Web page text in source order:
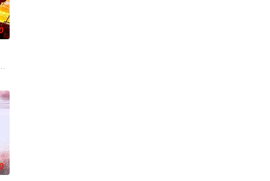
始了舞蹈生涯。朱音为了支
能的四肢——的治疗方法，而一步步踏入在追求理想的理性与
达仁萌生拍一部《河南人在北京》电影的念头，在说服主编姚松、老乡韩战